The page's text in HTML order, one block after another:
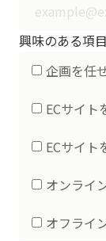
興味のある項目
企画を任
ECサイト
ECサイト
オンライ
オフライ